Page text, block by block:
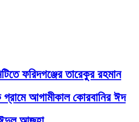
ফরিদগঞ্জের তারেকুর রহমান
গ্রামে আগামীকাল কোরবানির ঈদ